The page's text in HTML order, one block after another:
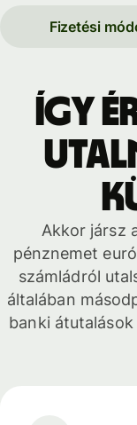
Fizetési
Így
Akkor jársz
pénznemet
számládról
általában
banki